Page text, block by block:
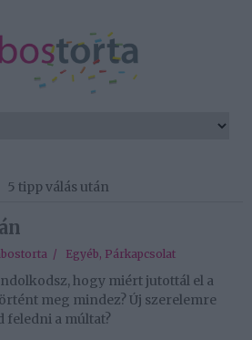
5 tipp válás után
/ Egyéb, Párkapcsolat
hogy miért jutottál el a
meg mindez? Új szerelemre
feledni a múltat?